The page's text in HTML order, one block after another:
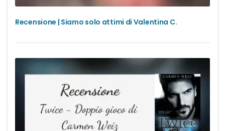
Recensione | Siamo solo attimi di Valentina C.